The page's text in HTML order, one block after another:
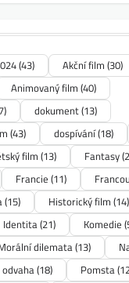
(43) Akční film (30)
Animovaný film (40)
dokument(13)
(43) dospívání(18)
film(13) Fantasy
Francie (11)
(15) Historický film (14)
Identita(21) Komedie
dilemata(13)
odvaha(18) Pomsta